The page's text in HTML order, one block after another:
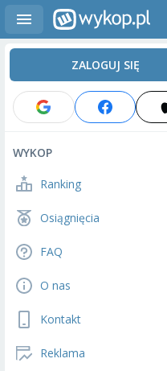
ZALOGUJ SIĘ
WYKOP
Ranking
Osiągnięcia
FAQ
O nas
Kontakt
Reklama